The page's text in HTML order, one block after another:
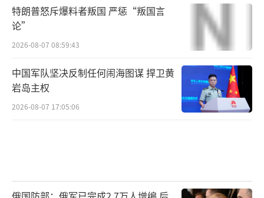
特朗普怒斥爆料者叛国 严惩“叛国言
论”
2026-08-07 08:59:43
中国军队坚决反制任何闹海图谋 捍卫黄
岩岛主权
2026-08-07 17:05:06